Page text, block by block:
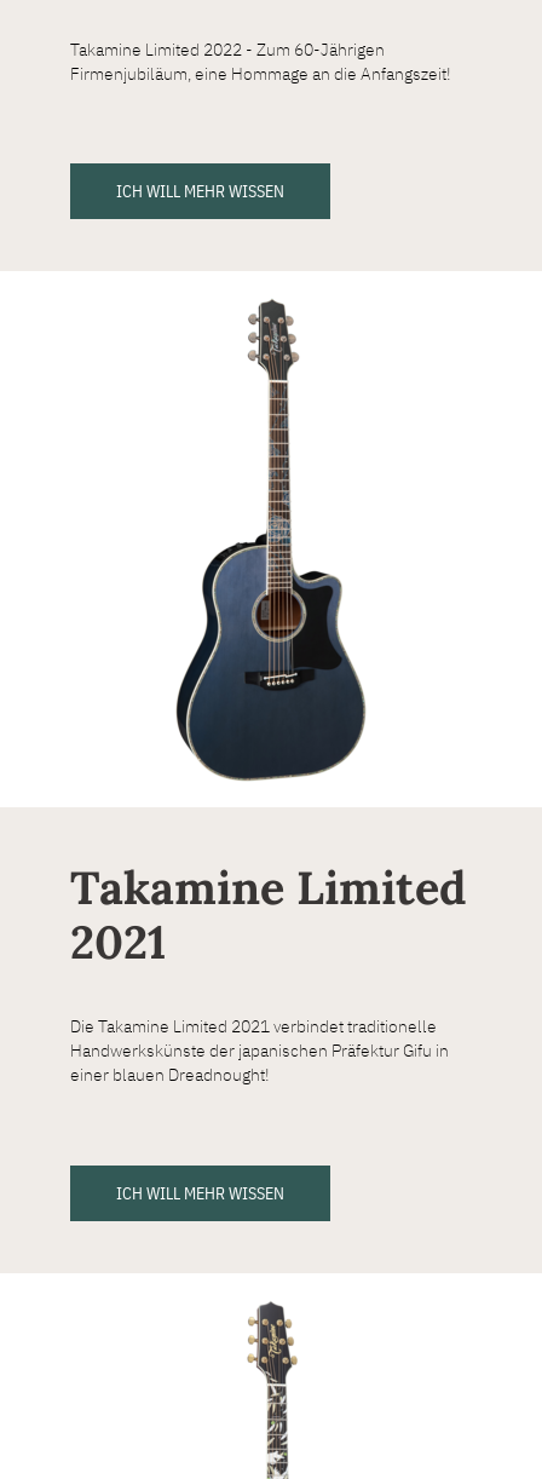
Takamine Limited 2022 - Zum 60-Jährigen
Firmenjubiläum, eine Hommage an die Anfangszeit!
ICH WILL MEHR WISSEN
Takamine Limited
2021
Die Takamine Limited 2021 verbindet traditionelle
Handwerkskünste der japanischen Präfektur Gifu in
einer blauen Dreadnought!
ICH WILL MEHR WISSEN